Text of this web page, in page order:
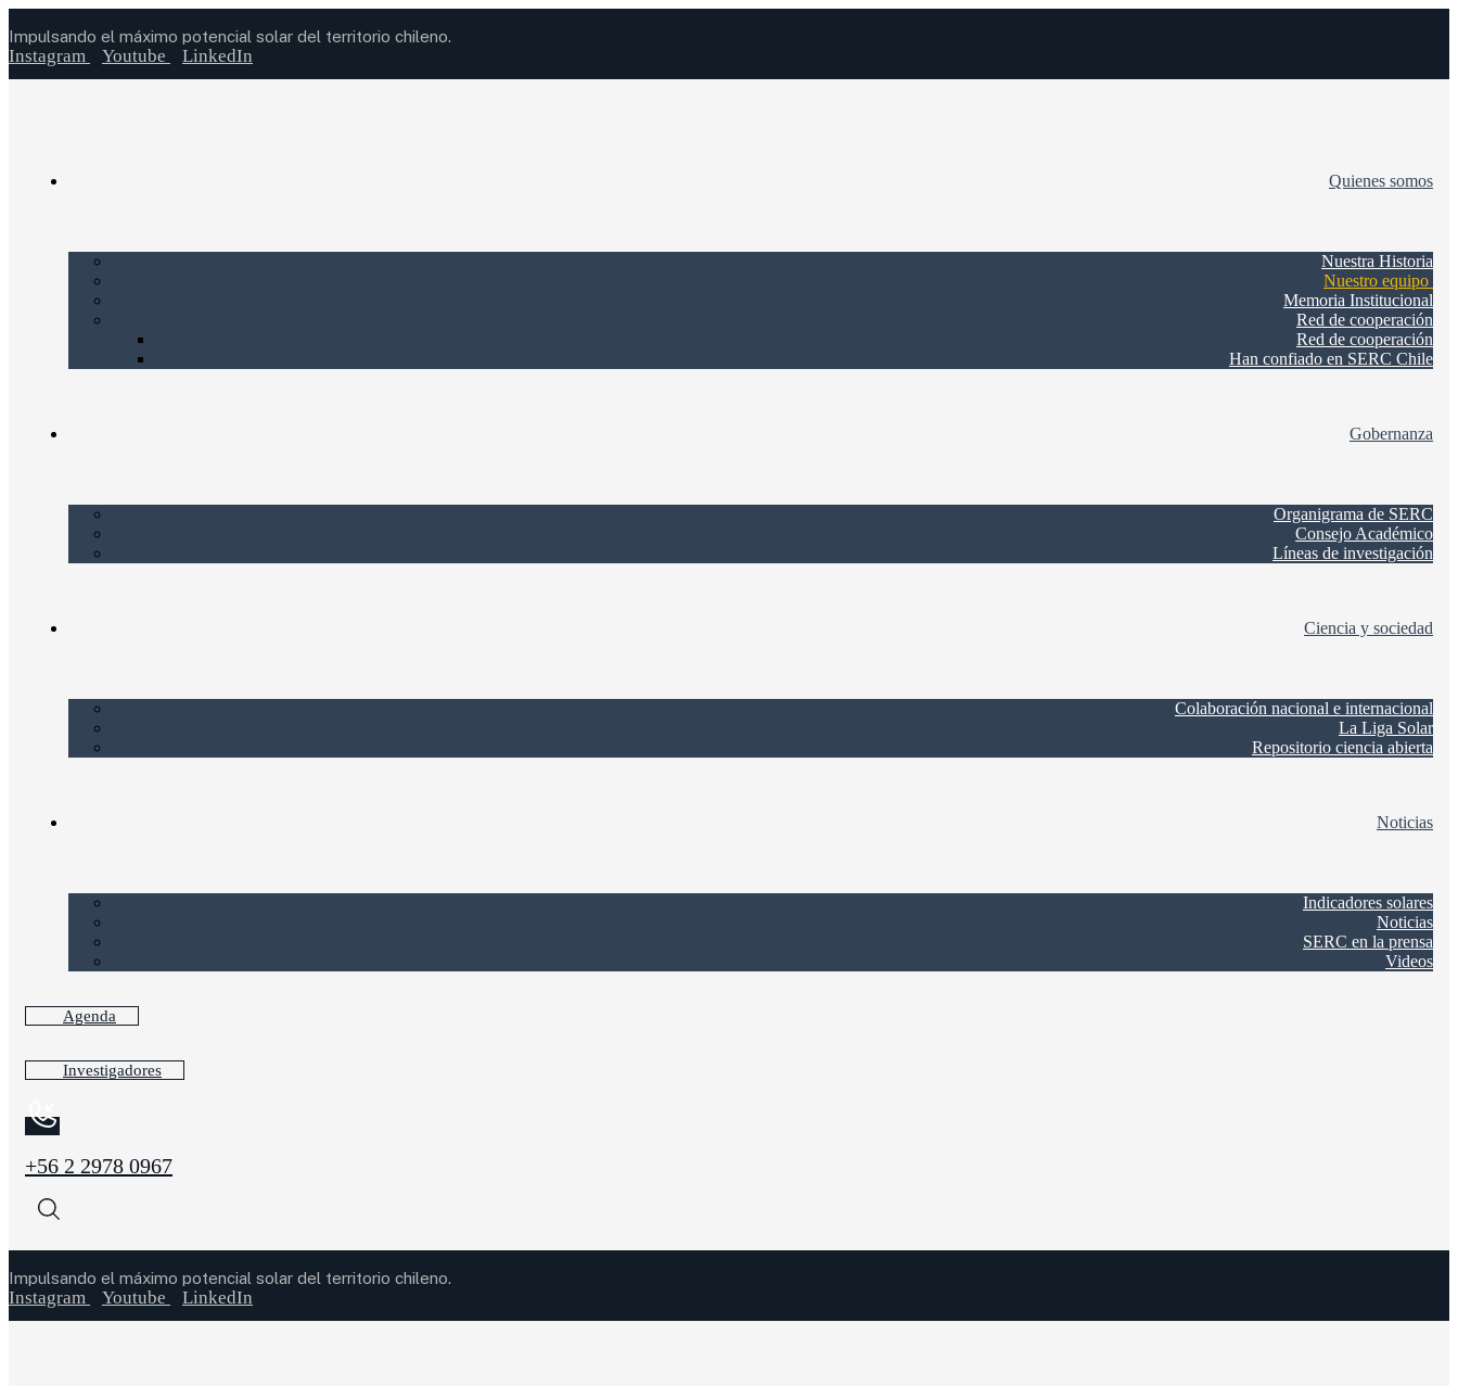
Impulsando el máximo potencial solar del territorio chileno.
Instagram Youtube LinkedIn
Quienes somos
Nuestra Historia
Nuestro equipo
Memoria Institucional
Red de cooperación
Red de cooperación
Han confiado en SERC Chile
Gobernanza
Organigrama de SERC
Consejo Académico
Líneas de investigación
Ciencia y sociedad
Colaboración nacional e internacional
La Liga Solar
Repositorio ciencia abierta
Noticias
Indicadores solares
Noticias
SERC en la prensa
Videos
Agenda
Investigadores
+56 2 2978 0967
Impulsando el máximo potencial solar del territorio chileno.
Instagram Youtube LinkedIn